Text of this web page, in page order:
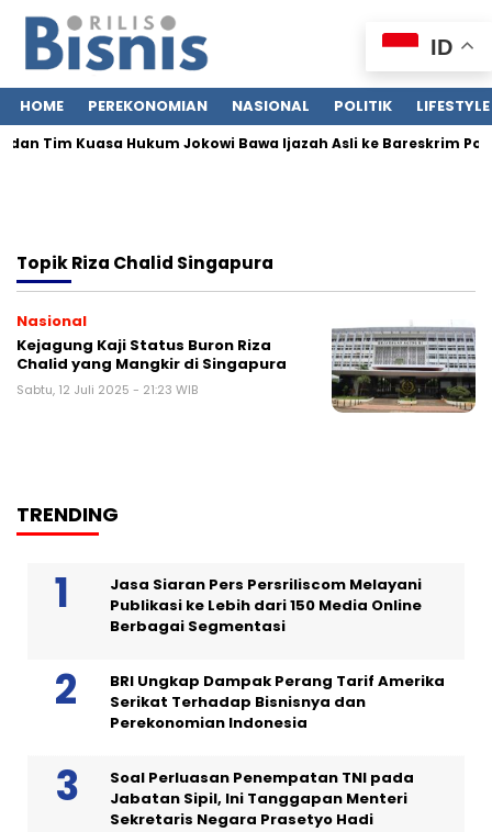
HOME PEREKONOMIAN NASIONAL POLITIK LIFESTYLE
Tim Kuasa Hukum Jokowi Bawa Ijazah Asli ke Bareskrim Polri
TopikRiza Chalid Singapura
Nasional
Kejagung Kaji Status Buron Riza
Chalid yang Mangkir di Singapura
Sabtu, 12 Juli 2025 - 21:23 WIB
TRENDING
Jasa Siaran Pers Persriliscom Melayani
Publikasi ke Lebih dari 150 Media Online
Berbagai Segmentasi
BRI Ungkap Dampak Perang Tarif Amerika
Serikat Terhadap Bisnisnya dan
Perekonomian Indonesia
Soal Perluasan Penempatan TNI pada
Jabatan Sipil, Ini Tanggapan Menteri
Sekretaris Negara Prasetyo Hadi
ID